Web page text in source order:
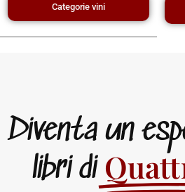
Categorie vini
Diventa un
libri di